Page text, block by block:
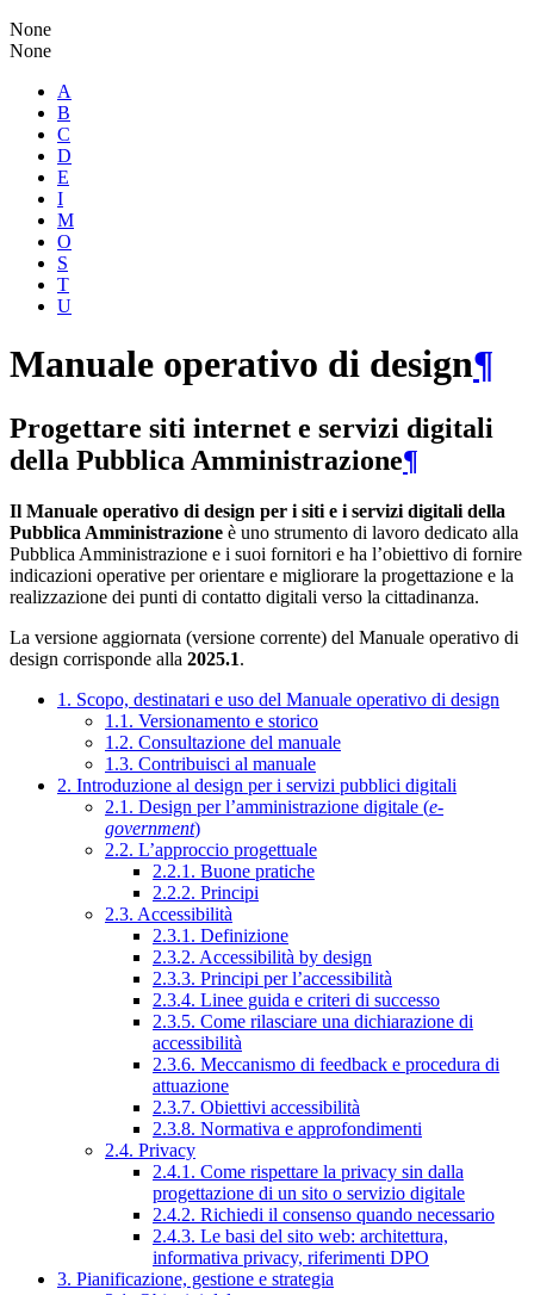
None
None
A
B
C
D
E
I
M
O
S
T
U
Manuale operativo di design¶
Progettare siti internet e servizi digitali
della Pubblica Amministrazione¶
Il Manuale operativo di design per i siti e i servizi digitali della
Pubblica Amministrazione è uno strumento di lavoro dedicato alla
Pubblica Amministrazione e i suoi fornitori e ha l’obiettivo di fornire
indicazioni operative per orientare e migliorare la progettazione e la
realizzazione dei punti di contatto digitali verso la cittadinanza.
La versione aggiornata (versione corrente) del Manuale operativo di
design corrisponde alla 2025.1.
1. Scopo, destinatari e uso del Manuale operativo di design
1.1. Versionamento e storico
1.2. Consultazione del manuale
1.3. Contribuisci al manuale
2. Introduzione al design per i servizi pubblici digitali
2.1. Design per l’amministrazione digitale (e-
government)
2.2. L’approccio progettuale
2.2.1. Buone pratiche
2.2.2. Principi
2.3. Accessibilità
2.3.1. Definizione
2.3.2. Accessibilità by design
2.3.3. Principi per l’accessibilità
2.3.4. Linee guida e criteri di successo
2.3.5. Come rilasciare una dichiarazione di
accessibilità
2.3.6. Meccanismo di feedback e procedura di
attuazione
2.3.7. Obiettivi accessibilità
2.3.8. Normativa e approfondimenti
2.4. Privacy
2.4.1. Come rispettare la privacy sin dalla
progettazione di un sito o servizio digitale
2.4.2. Richiedi il consenso quando necessario
2.4.3. Le basi del sito web: architettura,
informativa privacy, riferimenti DPO
3. Pianificazione, gestione e strategia